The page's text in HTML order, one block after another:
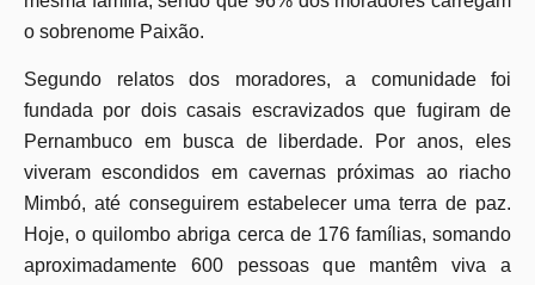
o sobrenome Paixão.
Segundo relatos dos moradores, a comunidade foi
fundada por dois casais escravizados que fugiram de
Pernambuco em busca de liberdade. Por anos, eles
viveram escondidos em cavernas próximas ao riacho
Mimbó, até conseguirem estabelecer uma terra de paz.
Hoje, o quilombo abriga cerca de 176 famílias, somando
aproximadamente 600 pessoas que mantêm viva a